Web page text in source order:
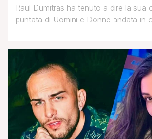
Raul Dumitras ha tenuto a dire la sua
puntata di Uomini e Donne andata in
Ferrara e Gianmarco Steri. Insieme a
dovuto presenziare anche Martina
però ha preferito non accettare